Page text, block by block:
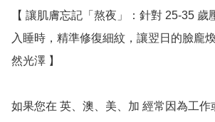
【 讓肌膚忘記「熬夜」：針對 25-35 歲
入睡時，精準修復細紋，讓翌日的臉龐
然光澤 】
如果您在 英、澳、美、加 經常因為工作